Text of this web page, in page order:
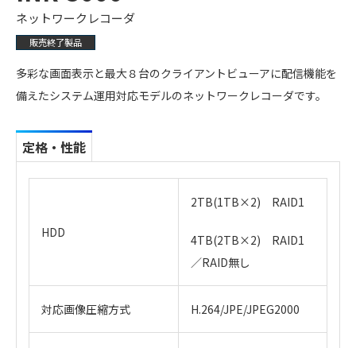
ネットワークレコーダ
販売終了製品
多彩な画面表示と最大８台のクライアントビューアに配信機能を
備えたシステム運用対応モデルのネットワークレコーダです。
定格・性能
HDD
2TB(1TB×2) RAID1
4TB(2TB×2) RAID1
／RAID無し
対応画像圧縮方式 H.264/JPE/JPEG2000